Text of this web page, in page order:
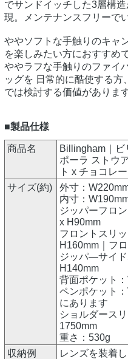
でサンドイッチした3層構
現。メンテナンスフリーで
ややソフトな手触りのキャ
を楽しみたい方におすすめ
ややラフな手触りのファイ
ッグを 日常的に酷使する
では検討する価値があります
■製品仕様
商品名
Billingham｜ビ
ポーラ ストウ
ト x チョコレ
サイズ(約)
外寸：
内寸：
ジッパーフロ
x H90mm
フロントスリ
H160mm｜フ
ジッパ―サイ
H140mm
背面ポケット
ペンポケット
にあります
ショルダース
1750mm
重さ：530g
収納例
レンズを装着